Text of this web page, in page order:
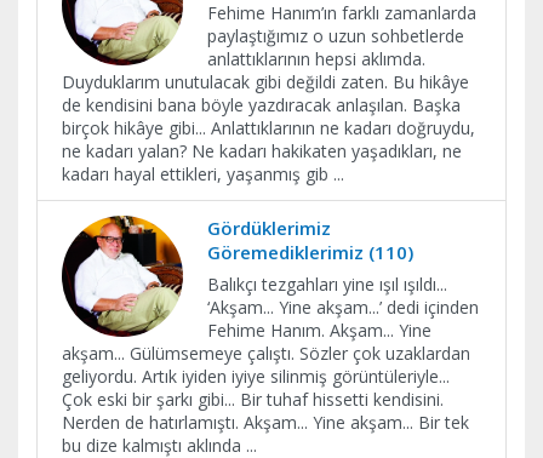
Fehime Hanım’ın farklı zamanlarda
paylaştığımız o uzun sohbetlerde
anlattıklarının hepsi aklımda.
Duyduklarım unutulacak gibi değildi zaten. Bu hikâye
de kendisini bana böyle yazdıracak anlaşılan. Başka
birçok hikâye gibi... Anlattıklarının ne kadarı doğruydu,
ne kadarı yalan? Ne kadarı hakikaten yaşadıkları, ne
kadarı hayal ettikleri, yaşanmış gib ...
Gördüklerimiz
Göremediklerimiz (110)
Balıkçı tezgahları yine ışıl ışıldı...
‘Akşam... Yine akşam...’ dedi içinden
Fehime Hanım. Akşam... Yine
akşam... Gülümsemeye çalıştı. Sözler çok uzaklardan
geliyordu. Artık iyiden iyiye silinmiş görüntüleriyle...
Çok eski bir şarkı gibi... Bir tuhaf hissetti kendisini.
Nerden de hatırlamıştı. Akşam... Yine akşam... Bir tek
bu dize kalmıştı aklında ...